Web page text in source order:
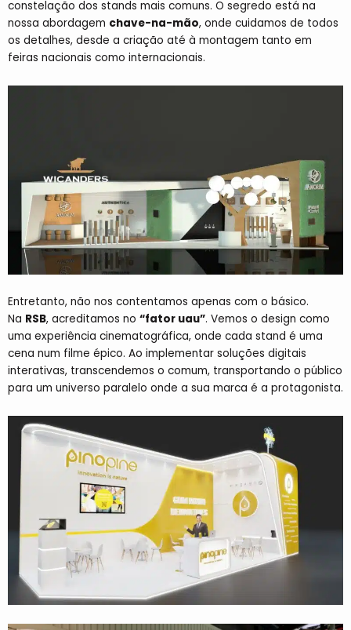
constelação dos stands mais comuns. O segredo está na
nossa abordagem chave-na-mão, onde cuidamos de todos
os detalhes, desde a criação até à montagem tanto em
feiras nacionais como internacionais.
Entretanto, não nos contentamos apenas com o básico.
Na RSB, acreditamos no “fator uau”. Vemos o design como
uma experiência cinematográfica, onde cada stand é uma
cena num filme épico. Ao implementar soluções digitais
interativas, transcendemos o comum, transportando o público
para um universo paralelo onde a sua marca é a protagonista.